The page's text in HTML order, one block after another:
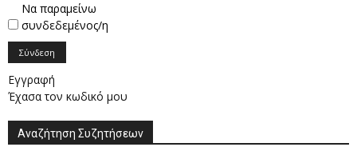
Να παραμείνω
συνδεδεμένος/η
Σύνδεση
Εγγραφή
Έχασα τον κωδικό μου
Αναζήτηση Συζητήσεων